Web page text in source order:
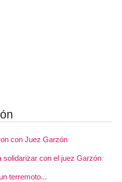
con Juez Garzón
solidarizar con el juez Garzón
terremoto...